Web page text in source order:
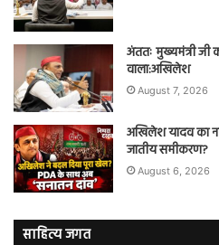
अंततः मुख्यमंत्री जी
वाला:अखिलेश
August 7, 2026
अखिलेश यादव का
जातीय समीकरण?
August 6, 2026
साहित्य जगत